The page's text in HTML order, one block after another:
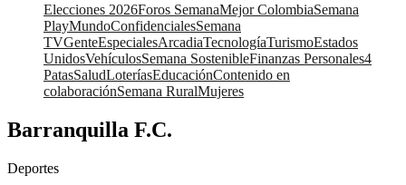
Elecciones 2026Foros SemanaMejor ColombiaSemana
PlayMundoConfidencialesSemana
TVGenteEspecialesArcadiaTecnologíaTurismoEstados
UnidosVehículosSemana SostenibleFinanzas Personales4
PatasSaludLoteríasEducaciónContenido en
colaboraciónSemana RuralMujeres
Barranquilla F.C.
Deportes